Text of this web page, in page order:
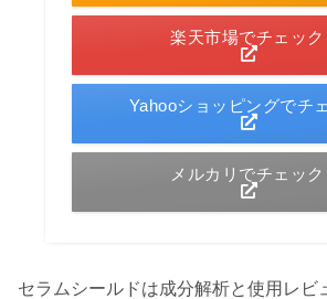
楽天市場でチェック
Yahooショッピングでチ
メルカリでチェック
セラムシールドは成分解析と使用レビ